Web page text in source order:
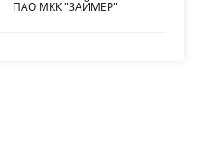
ПАО МКК "ЗАЙМЕР"